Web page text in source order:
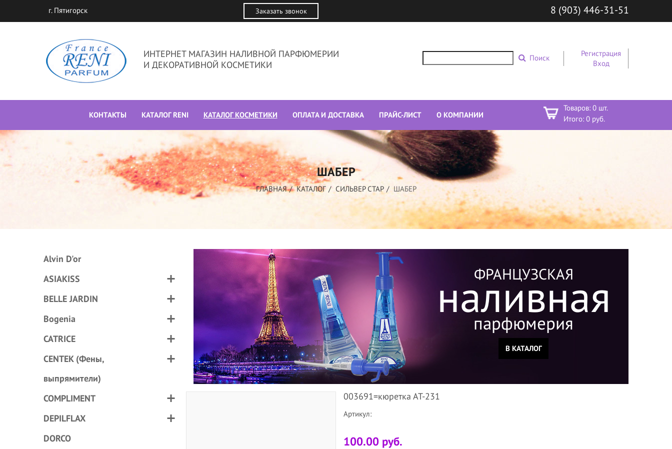
г. Пятигорск Заказать звонок 8 (903) 446-31-51
ИНТЕРНЕТ МАГАЗИН НАЛИВНОЙ ПАРФЮМЕРИИ
И ДЕКОРАТИВНОЙ КОСМЕТИКИ
Поиск
Регистрация
Вход
КОНТАКТЫ КАТАЛОГ RENI КАТАЛОГ КОСМЕТИКИ ОПЛАТА И ДОСТАВКА ПРАЙС-ЛИСТ О КОМПАНИИ
Товаров: 0 шт.
Итого: 0 руб.
ШАБЕР
ГЛАВНАЯ КАТАЛОГ СИЛЬВЕР СТАР ШАБЕР
Alvin D'or
ASIAKISS
BELLE JARDIN
Bogenia
CATRICE
CENTEK (Фены,
выпрямители)
COMPLIMENT
DEPILFLAX
DORCO
ФРАНЦУЗСКАЯ
наливная
парфюмерия
В КАТАЛОГ
003691=кюретка АТ-231
Артикул:
100.00 руб.